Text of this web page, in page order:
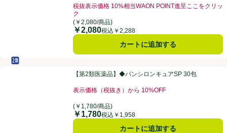
税抜表示価格 10%相当WAON POINT進呈ここをクリッ
ク
お買い得品名：税抜表示価格 10%相当WAON POINT
(￥2,080/商品)
価格
￥2,080税込￥2,288
カートに追加する
【第2類医薬品】◆パンシロンキュアSP 30包
セルフメディケーション税制対象
第2類医薬品
【第2類医薬品】◆パンシロンキュアSP 30包
表示価格（税抜き）から 10%OFF
(￥1,780/商品)
価格
￥1,780税込￥1,958
カートに追加する